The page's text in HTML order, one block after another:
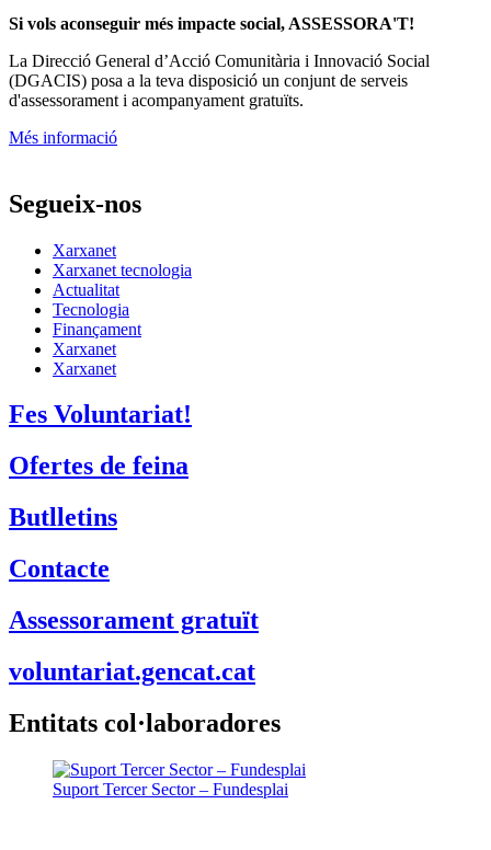
Si vols aconseguir més impacte social, ASSESSORA'T!
La Direcció General d’Acció Comunitària i Innovació Social
(DGACIS) posa a la teva disposició un conjunt de serveis
d'assessorament i acompanyament gratuïts.
Més informació
Segueix-nos
Xarxanet
Xarxanet tecnologia
Actualitat
Tecnologia
Finançament
Xarxanet
Xarxanet
Fes Voluntariat!
Ofertes de feina
Butlletins
Contacte
Assessorament gratuït
voluntariat.gencat.cat
Entitats col·laboradores
Suport Tercer Sector – Fundesplai